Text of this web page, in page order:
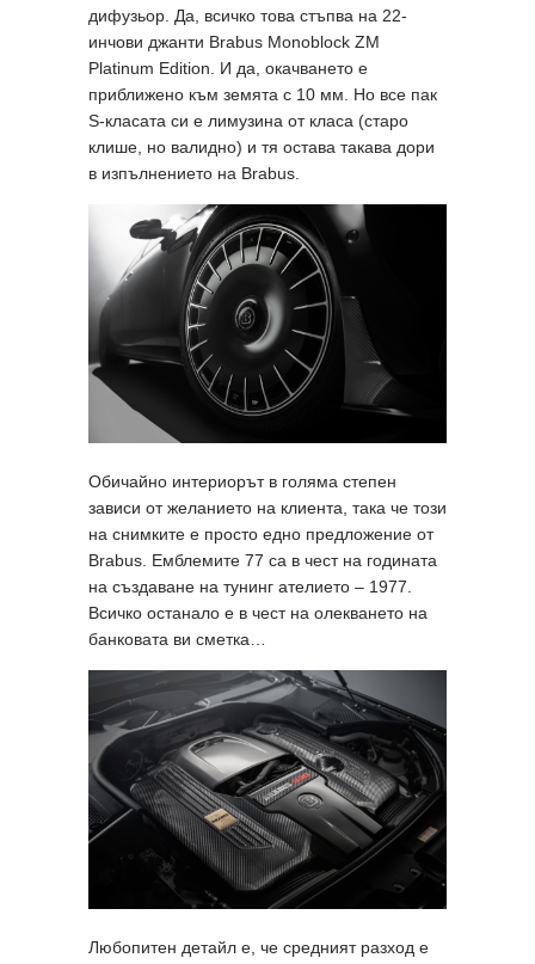
дифузьор. Да, всичко това стъпва на 22-
инчови джанти Brabus Monoblock ZM
Platinum Edition. И да, окачването е
приближено към земята с 10 мм. Но все пак
S-класата си е лимузина от класа (старо
клише, но валидно) и тя остава такава дори
в изпълнението на Brabus.
Обичайно интериорът в голяма степен
зависи от желанието на клиента, така че този
на снимките е просто едно предложение от
Brabus. Емблемите 77 са в чест на годината
на създаване на тунинг ателието – 1977.
Всичко останало е в чест на олекването на
банковата ви сметка…
Любопитен детайл е, че средният разход е